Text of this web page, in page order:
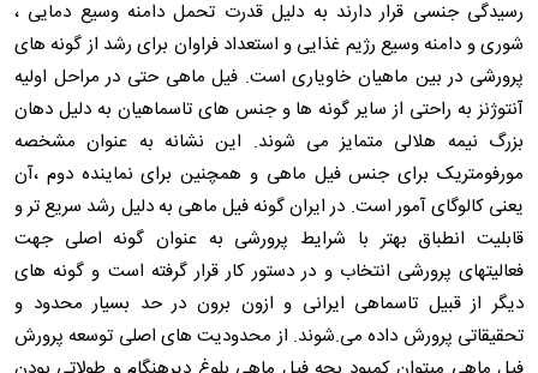
رسیدگی جنسی قرار دارند به دلیل قدرت تحمل دامنه وسیع دمایی ،
شوری و دامنه وسیع رژیم غذایی و استعداد فراوان برای رشد از گونه های
پرورشی در بین ماهیان خاویاری است. فیل ماهی حتی در مراحل اولیه
آنتوژنز به راحتی از سایر گونه ها و جنس های تاسماهیان به دلیل دهان
بزرگ نیمه هلالی متمایز می شوند. این نشانه به عنوان مشخصه
مورفومتریک برای جنس فیل ماهی و همچنین برای نماینده دوم ،آن
یعنی کالوگای آمور است. در ایران گونه فیل ماهی به دلیل رشد سریع تر و
قابلیت انطباق بهتر با شرایط پرورشی به عنوان گونه اصلی جهت
فعالیتهای پرورشی انتخاب و در دستور کار قرار گرفته است و گونه های
دیگر از قبیل تاسماهی ایرانی و ازون برون در حد بسیار محدود و
تحقیقاتی پرورش داده می.شوند. از محدودیت های اصلی توسعه پرورش